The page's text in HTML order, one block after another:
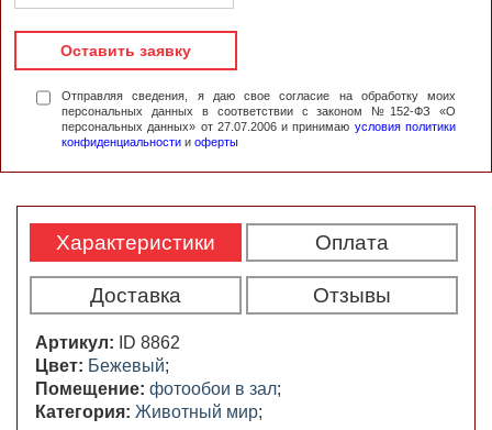
Оставить заявку
Отправляя сведения, я даю свое согласие на обработку моих
персональных данных в соответствии с законом №152-ФЗ «О
персональных данных» от 27.07.2006 и принимаю условия политики
конфиденциальности и оферты
Характеристики Оплата
Доставка Отзывы
Артикул:
ID 8862
Цвет: Бежевый;
Помещение: фотообои в зал;
Категория: Животный мир;